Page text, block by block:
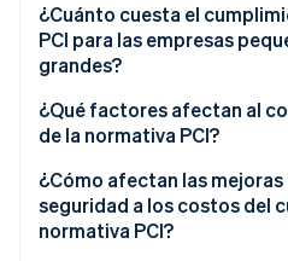
¿Cuánto cuesta el
PCI para las empresas
grandes?
¿Qué factores afectan al
de la normativa PCI?
¿Cómo afectan las
seguridad a los costos del
normativa PCI?